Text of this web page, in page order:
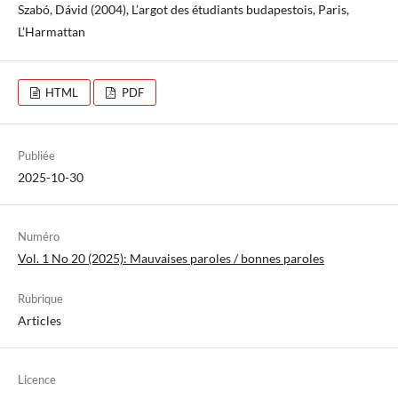
Szabó, Dávid (2004), L’argot des étudiants budapestois, Paris,
L’Harmattan
HTML PDF
Publiée
2025-10-30
Numéro
Vol. 1 No 20 (2025): Mauvaises paroles / bonnes paroles
Rubrique
Articles
Licence